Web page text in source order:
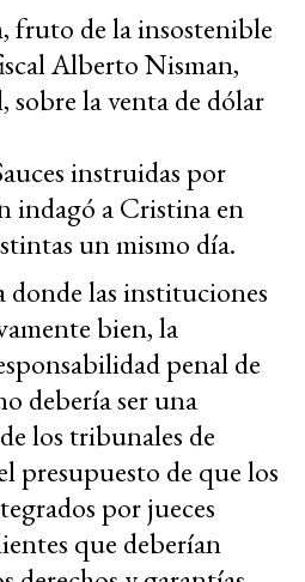
fruto de la insostenible
Alberto Nisman,
sobre la venta de dólar
instruidas por
indagó a Cristina en
un mismo día.
donde las instituciones
bien, la
penal de
debería ser una
los tribunales de
presupuesto de que los
por jueces
que deberían